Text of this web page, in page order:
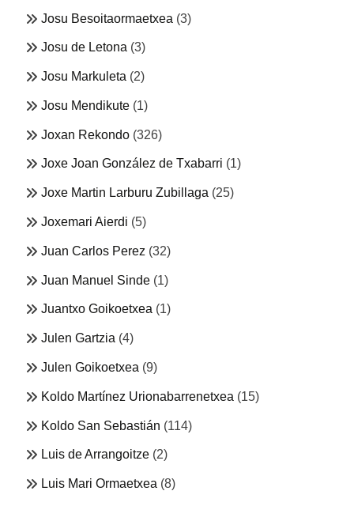
Josu Besoitaormaetxea (3)
Josu de Letona (3)
Josu Markuleta (2)
Josu Mendikute (1)
Joxan Rekondo (326)
Joxe Joan González de Txabarri (1)
Joxe Martin Larburu Zubillaga (25)
Joxemari Aierdi (5)
Juan Carlos Perez (32)
Juan Manuel Sinde (1)
Juantxo Goikoetxea (1)
Julen Gartzia (4)
Julen Goikoetxea (9)
Koldo Martínez Urionabarrenetxea (15)
Koldo San Sebastián (114)
Luis de Arrangoitze (2)
Luis Mari Ormaetxea (8)